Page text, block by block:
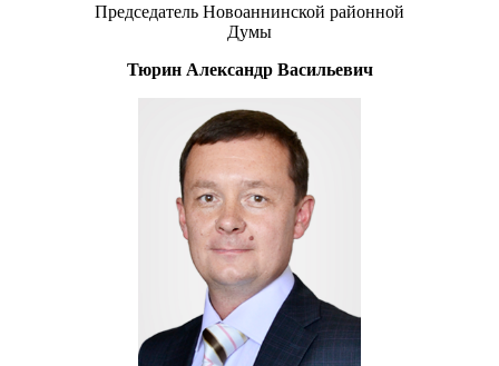
Председатель Новоаннинской районной
Думы
Тюрин Александр Васильевич